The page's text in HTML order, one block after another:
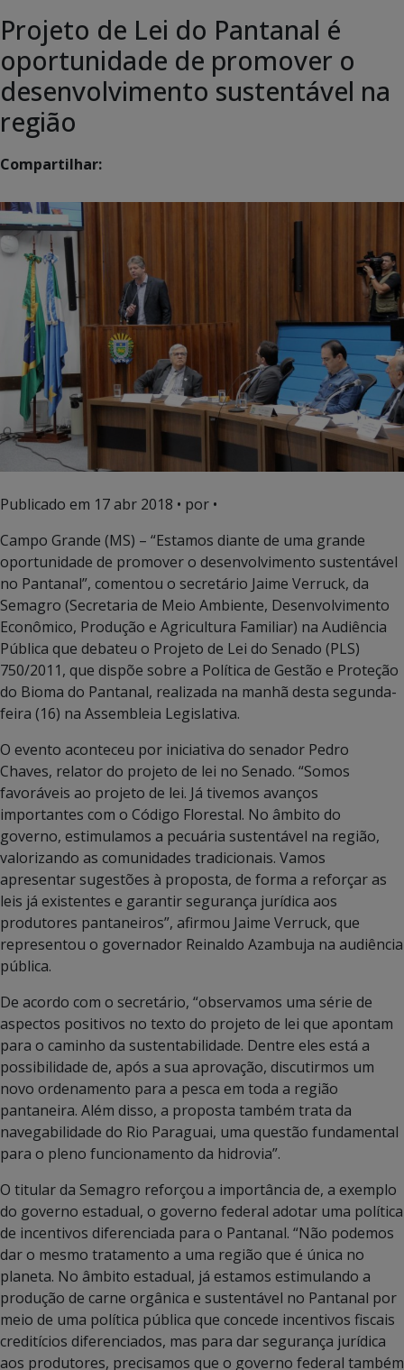
Projeto de Lei do Pantanal é
oportunidade de promover o
desenvolvimento sustentável na
região
Compartilhar:
Publicado em 17 abr 2018 • por •
Campo Grande (MS) – “Estamos diante de uma grande
oportunidade de promover o desenvolvimento sustentável
no Pantanal”, comentou o secretário Jaime Verruck, da
Semagro (Secretaria de Meio Ambiente, Desenvolvimento
Econômico, Produção e Agricultura Familiar) na Audiência
Pública que debateu o Projeto de Lei do Senado (PLS)
750/2011, que dispõe sobre a Política de Gestão e Proteção
do Bioma do Pantanal, realizada na manhã desta segunda-
feira (16) na Assembleia Legislativa.
O evento aconteceu por iniciativa do senador Pedro
Chaves, relator do projeto de lei no Senado. “Somos
favoráveis ao projeto de lei. Já tivemos avanços
importantes com o Código Florestal. No âmbito do
governo, estimulamos a pecuária sustentável na região,
valorizando as comunidades tradicionais. Vamos
apresentar sugestões à proposta, de forma a reforçar as
leis já existentes e garantir segurança jurídica aos
produtores pantaneiros”, afirmou Jaime Verruck, que
representou o governador Reinaldo Azambuja na audiência
pública.
De acordo com o secretário, “observamos uma série de
aspectos positivos no texto do projeto de lei que apontam
para o caminho da sustentabilidade. Dentre eles está a
possibilidade de, após a sua aprovação, discutirmos um
novo ordenamento para a pesca em toda a região
pantaneira. Além disso, a proposta também trata da
navegabilidade do Rio Paraguai, uma questão fundamental
para o pleno funcionamento da hidrovia”.
O titular da Semagro reforçou a importância de, a exemplo
do governo estadual, o governo federal adotar uma política
de incentivos diferenciada para o Pantanal. “Não podemos
dar o mesmo tratamento a uma região que é única no
planeta. No âmbito estadual, já estamos estimulando a
produção de carne orgânica e sustentável no Pantanal por
meio de uma política pública que concede incentivos fiscais
creditícios diferenciados, mas para dar segurança jurídica
aos produtores, precisamos que o governo federal também